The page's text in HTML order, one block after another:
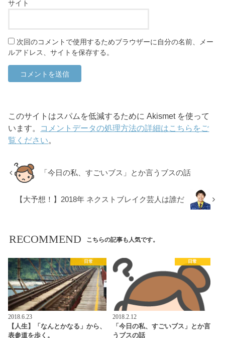
サイト
次回のコメントで使用するためブラウザーに自分の名前、メー
ルアドレス、サイトを保存する。
このサイトはスパムを低減するために Akismet を使って
います。 コメントデータの処理方法の詳細はこちらをご
覧ください。
「今日の私、すごいブス」とか言うブスの話
【大予想！】2018年 ネクストブレイク芸人は誰だ
RECOMMEND こちらの記事も人気です。
日常
2018.6.23
【人生】「なんとかなる」から、
表参道を歩く。
日常
2018.2.12
「今日の私、すごいブス」とか言
うブスの話